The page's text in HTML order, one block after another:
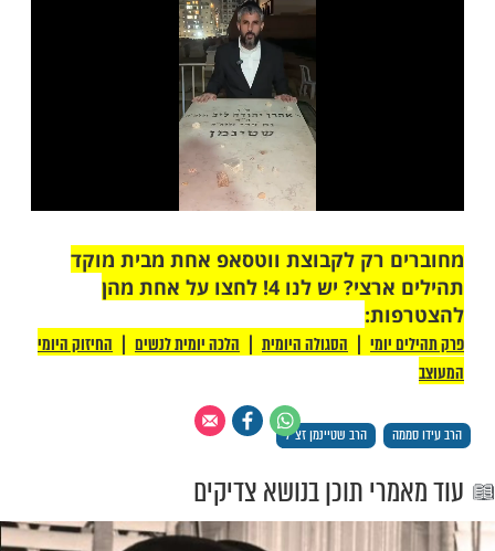
עוד תוכן חדש ומפתיע! התחברו לכל
שלנו בתהילים
בלחיצה כאן >>>​